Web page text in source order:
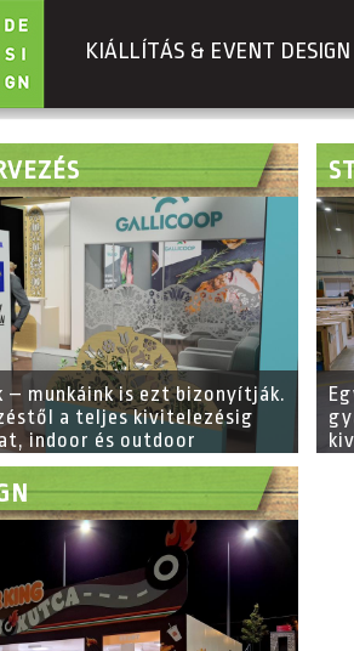
KIÁLLÍTÁS & EVENT DESIGN
– munkáink is ezt bizonyítják.
a teljes kivitelezésig
indoor és outdoor
designt, díszleteket,
megoldásokat